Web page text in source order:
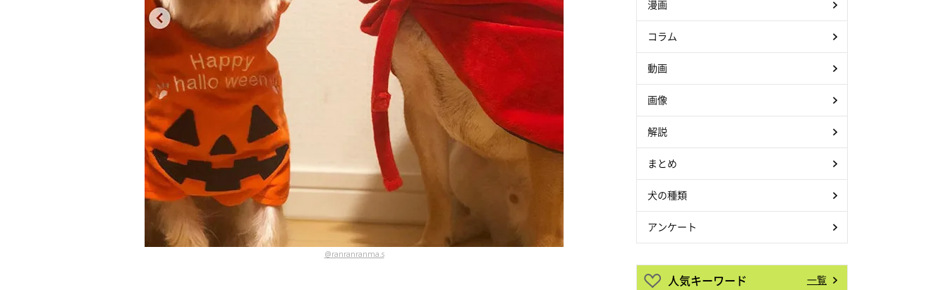
@ranranranma.s
漫画
コラム
動画
画像
解説
まとめ
犬の種類
アンケート
人気キーワード 一覧